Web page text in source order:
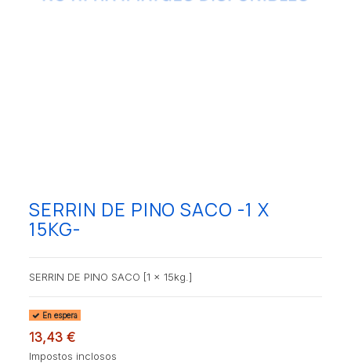
SERRIN DE PINO SACO -1 X
15KG-
SERRIN DE PINO SACO [1 x 15kg.]
En espera
13,43 €
Impostos inclosos